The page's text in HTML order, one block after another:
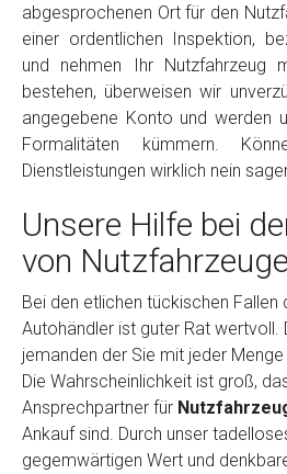
abgesprochenen Ort für den
einer ordentlichen Inspektion,
und nehmen Ihr Nutzfahrzeug
bestehen, überweisen wir
angegebene Konto und werden
Formalitäten kümmern.
Dienstleistungen wirklich nein
Unsere Hilfe bei
von
Bei den etlichen tückischen Fallen
Autohändler ist guter Rat wertvoll.
jemanden der Sie mit jeder
Die Wahrscheinlichkeit ist groß,
Ansprechpartner für
Ankauf sind. Durch unser
gegemwärtigen Wert und